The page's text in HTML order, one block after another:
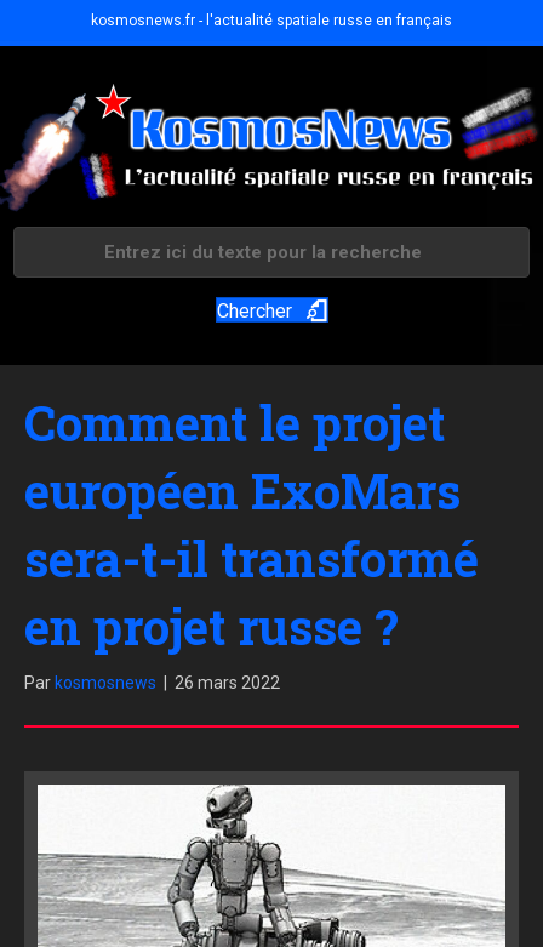
kosmosnews.fr - l'actualité spatiale russe en français
Chercher
Comment le projet
européen ExoMars
sera-t-il transformé
en projet russe ?
Par kosmosnews 26 mars 2022